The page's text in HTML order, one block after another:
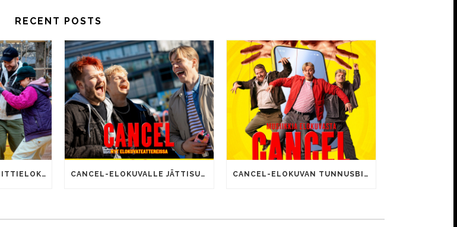
RECENT POSTS
SOMEAJAN CANCEL-HITTIELOKUVALLA 100 000 KATSOJAA! CANCEL-ELOKUVALLE JÄTTISUOSIO – AVAUSPÄIVÄNÄ JO 15 492 KATSOJAA! CANCEL-ELOKUVAN TUNNUSBIISIN LYRIIKOISSA TUTTUJA MEEMIHOKEMIA YOUTUBE-VIDEOILTA!